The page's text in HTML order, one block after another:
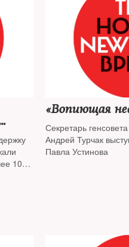
10
«Вопиющая
Секретарь
Андрей Турчак
Павла Устинова